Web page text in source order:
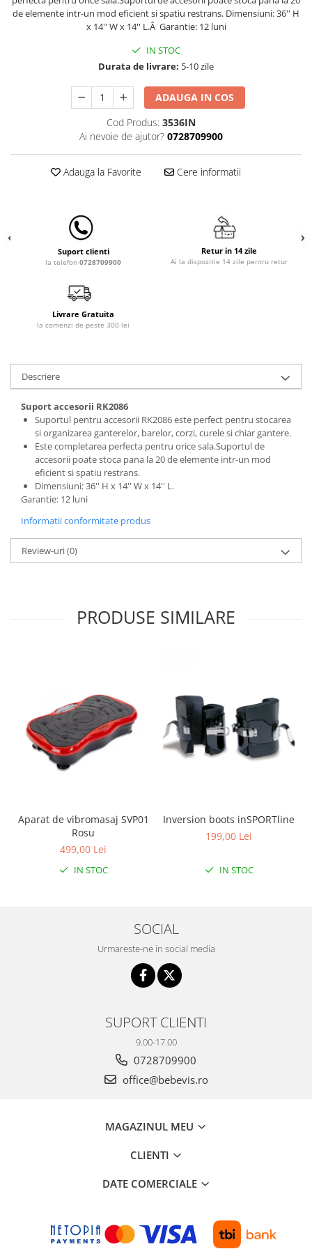
Lampi de veghe
de elemente intr-un mod eficient si spatiu restrans. Dimensiuni: 36'' H
x 14'' W x 14'' L.Â Garantie: 12 luni
IN STOC
Durata de livrare: 5-10 zile
ADAUGA IN COS
Cod Produs: 3536IN
Ai nevoie de ajutor? 0728709900
Adauga la Favorite Cere informatii
Suport clienti
la telefon 0728709900
Retur in 14 zile
Ai la dispozitie 14 zile pentru retur
Livrare Gratuita
la comenzi de peste 300 lei
Descriere
Suport accesorii RK2086
Suportul pentru accesorii RK2086 este perfect pentru stocarea
si organizarea ganterelor, barelor, corzi, curele si chiar gantere.
Este completarea perfecta pentru orice sala.Suportul de
accesorii poate stoca pana la 20 de elemente intr-un mod
eficient si spatiu restrans.
Dimensiuni: 36'' H x 14'' W x 14'' L.
Garantie: 12 luni
Informatii conformitate produs
Review-uri(0)
PRODUSE SIMILARE
Aparat de vibromasaj SVP01
Rosu
499,00 Lei
IN STOC
Inversion boots inSPORTline
199,00 Lei
IN STOC
SOCIAL
Urmareste-ne in social media
SUPORT CLIENTI
9.00-17.00
0728709900
office@bebevis.ro
MAGAZINUL MEU
CLIENTI
DATE COMERCIALE